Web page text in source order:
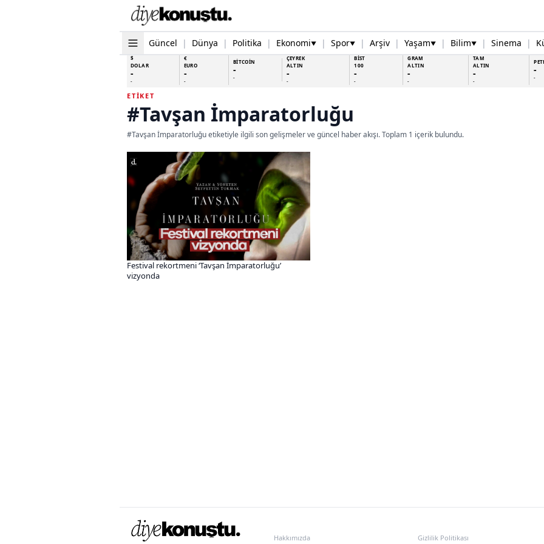
Güncel | Dünya | Politika | Ekonomi▼ | Spor▼ | Arşiv | Yaşam▼ | Bilim▼ | Sinema |
$
DOLAR
-
-
€
EURO
-
-
BİTCOİN
-
-
ÇEYREK
ALTIN
-
-
BİST
100
-
-
GRAM
ALTIN
-
-
TAM
ALTIN
-
-
-
-
ETIKET
#Tavşan İmparatorluğu
#Tavşan İmparatorluğu etiketiyle ilgili son gelişmeler ve güncel haber akışı. Toplam 1 içerik bulundu.
Festival rekortmeni ‘Tavşan İmparatorluğu’
vizyonda
Hakkımızda
Gizlilik Politikası